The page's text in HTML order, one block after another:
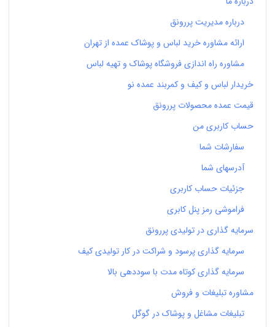
درباره مدیریت پررونق
ارائه مشاوره خرید لباس و پوشاک عمده از تهران
مشاوره راه اندازی فروشگاه پوشاک و تهیه لباس
خریدار لباس و کیف و کمربند عمده نو
قیمت عمده محصولات پررونق
حساب کاربری من
سفارشات شما
آدرسهای شما
جزئیات حساب کاربری
فراموشی رمز پنل کابری
سرمایه گذاری در تولیدی پررونق
سرمایه گذاری پرسود و شراکت در کار تولیدی کیف
سرمایه گذاری کوتاه مدت با سوددهی بالا
مشاوره تبلیغات و فروش
تبلیغات مشاغل و پوشاک در گوگل